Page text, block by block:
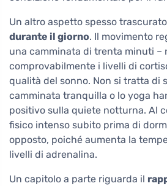
Un altro aspetto spesso
durante il giorno. Il movimento
una camminata di trenta minuti –
comprovabilmente i livelli di
qualità del sonno. Non si tratta di
camminata tranquilla o lo yoga
positivo sulla quiete notturna. Al
fisico intenso subito prima di
opposto, poiché aumenta la
livelli di adrenalina.
Un capitolo a parte riguarda il